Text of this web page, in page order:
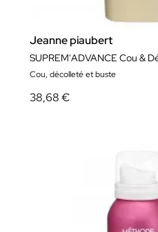
Jeanne piaubert
SUPREM'ADVANCE Cou &
Cou, décolleté et buste
38,68 €